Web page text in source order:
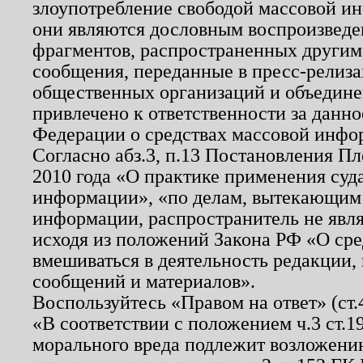
злоупотребление свободой массовой
они являются дословным
фрагментов, распространенных
сообщения, переданные в пресс-
общественных организаций и
привлечено к ответственности за
Федерации о средствах массовой
Согласно абз.3, п.13 Постановления
2010 года «О практике применения
информации», «по делам, вытекающим
информации, распространитель не
исходя из положений Закона РФ «О
вмешиваться в деятельность
сообщений и материалов».
Воспользуйтесь «Правом на ответ»
«В соответствии с положением ч.3
морального вреда подлежит